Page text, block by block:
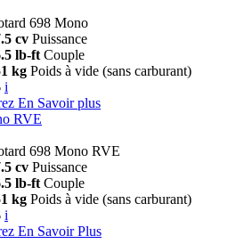
698 Mono
cv Puissance
lb-ft Couple
kg Poids à vide (sans carburant)
i
En Savoir plus
RVE
698 Mono RVE
cv Puissance
lb-ft Couple
kg Poids à vide (sans carburant)
i
En Savoir Plus